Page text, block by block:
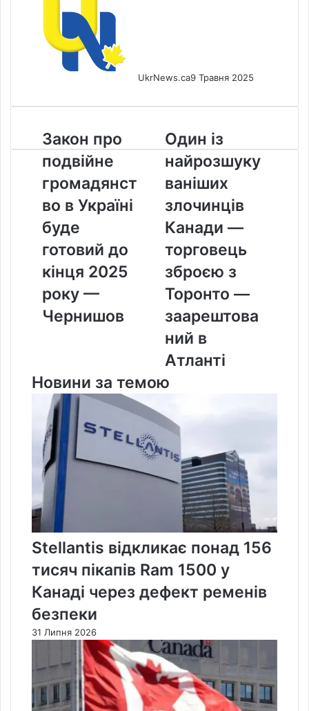
UkrNews.ca9 Травня 2025
Закон
про
подвійне
громадянство
в
Україні
буде
готовий
до
кінця
2025
року
—
Чернишов
Закон про
подвійне
громадянст
во в Україні
буде
готовий до
кінця 2025
року —
Чернишов
Один
із
найрозшукуваніших
злочинців
Канади
—
торговець
зброєю
з
Торонто
—
заарештований
Атланті
Один із
найрозшуку
ваніших
злочинців
Канади —
торговець
зброєю з
Торонто —
заарештова
ний в
Атланті
Новини за темою
Stellantis відкликає понад 156
тисяч пікапів Ram 1500 у
Канаді через дефект ременів
безпеки
31 Липня 2026